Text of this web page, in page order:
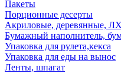
Пакеты
Порционные десерты
Акриловые, деревянные,
Бумажный наполнитель,
Упаковка для рулета,кекса
Упаковка для еды на вынос
Ленты, шпагат